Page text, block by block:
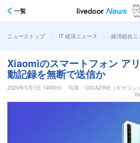
一覧
ニューストップ > IT 経済ニュース > 経済総合ニ
Xiaomiのスマートフォン ア
動記録を無断で送信か
2020年5月1日 14時0分
写真：GIGAZINE（ギガジン）